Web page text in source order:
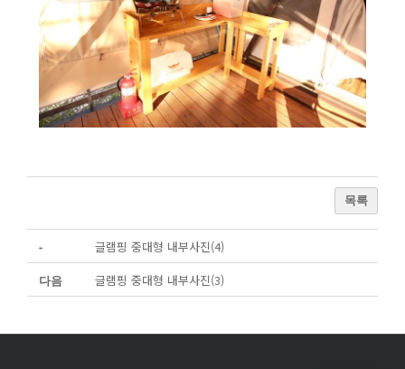
목록
- 글램핑 중대형 내부사진(4)
다음 글램핑 중대형 내부사진(3)